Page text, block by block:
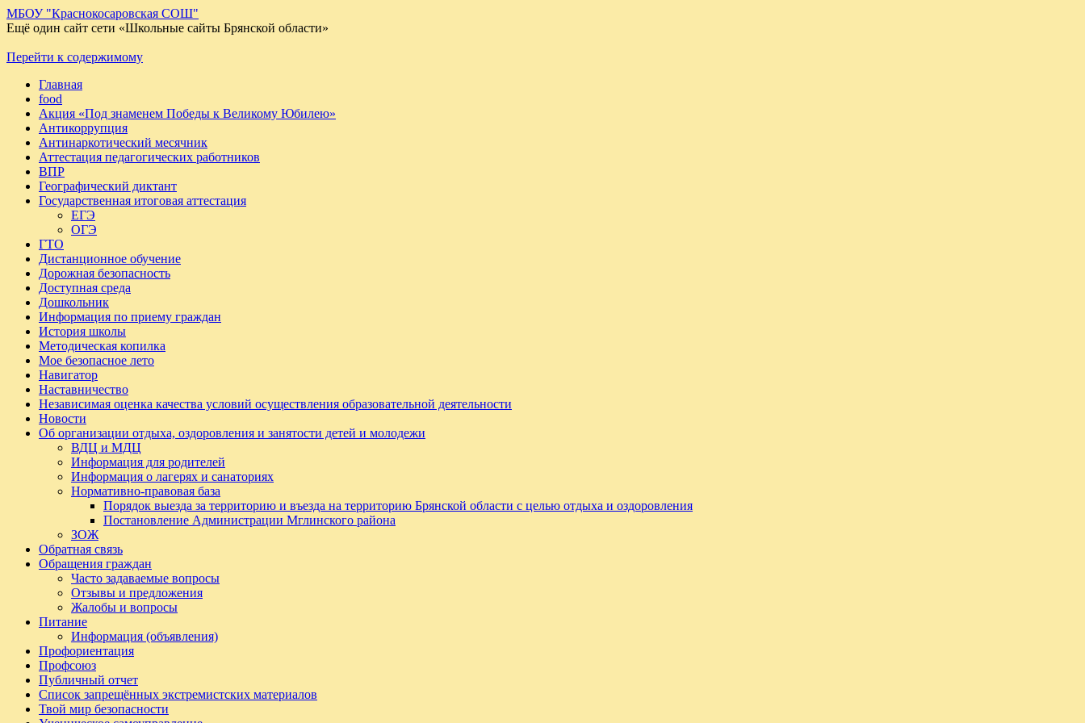
МБОУ "Краснокосаровская СОШ"
Ещё один сайт сети «Школьные сайты Брянской области»
Перейти к содержимому
Главная
food
Акция «Под знаменем Победы к Великому Юбилею»
Антикоррупция
Антинаркотический месячник
Аттестация педагогических работников
ВПР
Географический диктант
Государственная итоговая аттестация
ЕГЭ
ОГЭ
ГТО
Дистанционное обучение
Дорожная безопасность
Доступная среда
Дошкольник
Информация по приему граждан
История школы
Методическая копилка
Мое безопасное лето
Навигатор
Наставничество
Независимая оценка качества условий осуществления образовательной деятельности
Новости
Об организации отдыха, оздоровления и занятости детей и молодежи
ВДЦ и МДЦ
Информация для родителей
Информация о лагерях и санаториях
Нормативно-правовая база
Порядок выезда за территорию и въезда на территорию Брянской области с целью отдыха и оздоровления
Постановление Администрации Мглинского района
ЗОЖ
Обратная связь
Обращения граждан
Часто задаваемые вопросы
Отзывы и предложения
Жалобы и вопросы
Питание
Информация (объявления)
Профориентация
Профсоюз
Публичный отчет
Список запрещённых экстремистских материалов
Твой мир безопасности